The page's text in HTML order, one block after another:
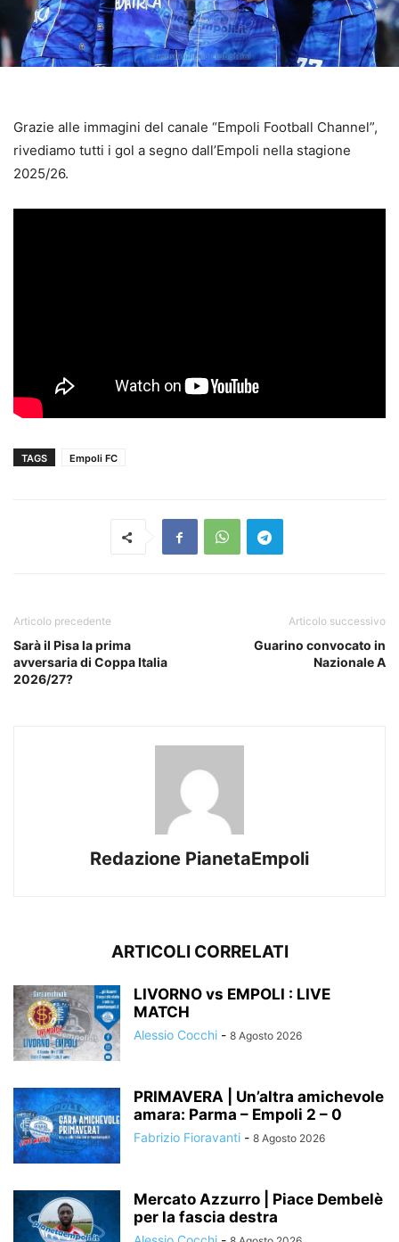
Grazie alle immagini del canale “Empoli Football Channel”,
rivediamo tutti i gol a segno dall’Empoli nella stagione
2025/26.
TAGS Empoli FC
Articolo precedente
Sarà il Pisa la prima
avversaria di Coppa Italia
2026/27?
Articolo successivo
Guarino convocato in
Nazionale A
Redazione PianetaEmpoli
ARTICOLI CORRELATI
LIVORNO vs EMPOLI : LIVE
MATCH
Alessio Cocchi - 8 Agosto 2026
PRIMAVERA | Un’altra amichevole
amara: Parma – Empoli 2 – 0
Fabrizio Fioravanti - 8 Agosto 2026
Mercato Azzurro | Piace Dembelè
per la fascia destra